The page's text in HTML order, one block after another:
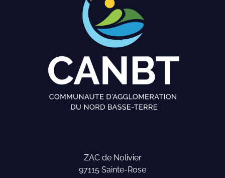
ZAC de Nolivier
97115 Sainte-Rose